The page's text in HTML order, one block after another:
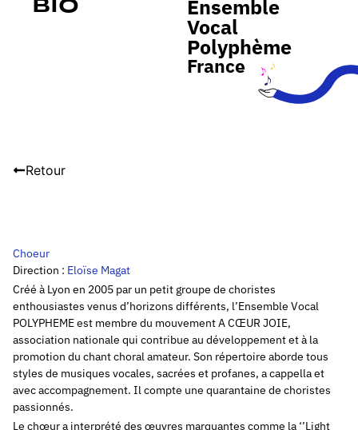
Bio Ensemble
Vocal
Polyphème
France
Retour
Choeur
Direction : Eloïse Magat
Créé à Lyon en 2005 par un petit groupe de choristes
enthousiastes venus d’horizons différents, l’Ensemble Vocal
POLYPHEME est membre du mouvement A CŒUR JOIE,
association nationale qui contribue au développement et à la
promotion du chant choral amateur. Son répertoire aborde tous
styles de musiques vocales, sacrées et profanes, a cappella et
avec accompagnement. Il compte une quarantaine de choristes
passionnés.
Le chœur a interprété des œuvres marquantes comme la ‘’Light